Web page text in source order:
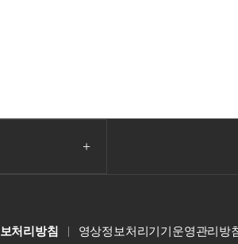
처리방침 영상정보처리기기운영관리방